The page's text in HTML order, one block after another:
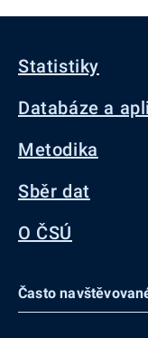
Statistiky
Databáze a
Metodika
Sběr dat
O ČSÚ
Často